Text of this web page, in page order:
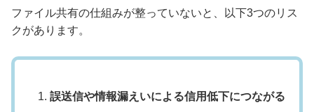
ファイル共有の仕組みが整っていないと、以下3つのリス
クがあります。
誤送信や情報漏えいによる信用低下につながる